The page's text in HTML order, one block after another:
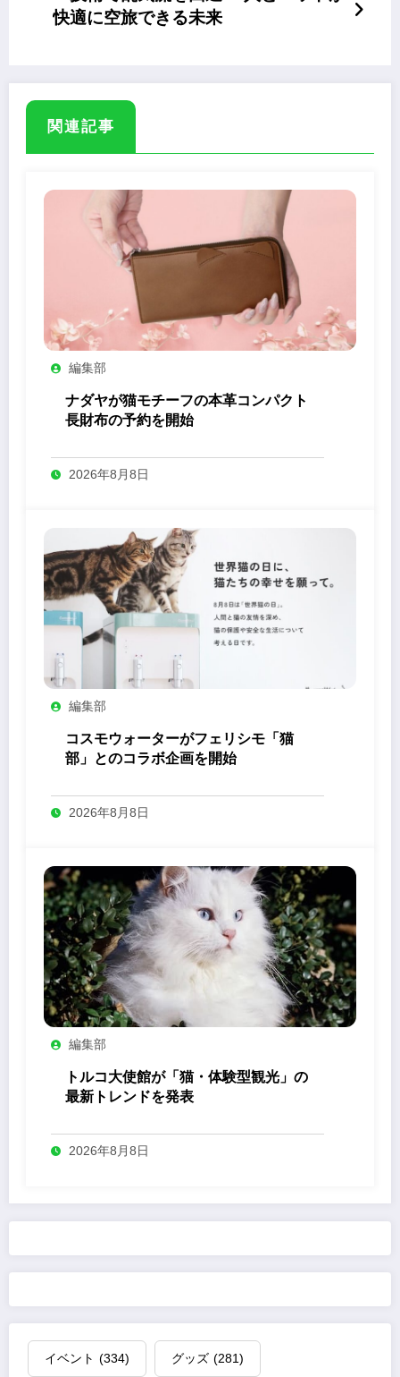
快適に空旅できる未来
関連記事
編集部
ナダヤが猫モチーフの本革コンパクト
長財布の予約を開始
2026年8月8日
編集部
コスモウォーターがフェリシモ「猫
部」とのコラボ企画を開始
2026年8月8日
編集部
トルコ大使館が「猫・体験型観光」の
最新トレンドを発表
2026年8月8日
イベント (334) グッズ (281)